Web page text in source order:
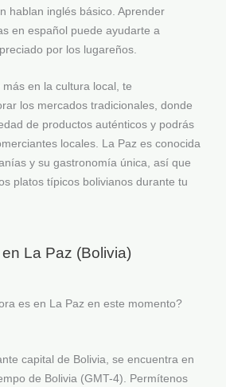
hablan inglés básico. Aprender
en español puede ayudarte a
por los lugareños.
en la cultura local, te
los mercados tradicionales, donde
de productos auténticos y podrás
locales. La Paz es conocida
y su gastronomía única, así que
platos típicos bolivianos durante tu
La Paz (Bolivia)
es en La Paz en este momento?
capital de Bolivia, se encuentra en
de Bolivia (GMT-4). Permítenos